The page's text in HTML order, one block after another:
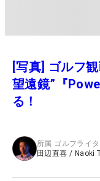
[写真] ゴルフ
望遠鏡”『
る！
所属 ゴルフライ
田辺直喜 / Naoki